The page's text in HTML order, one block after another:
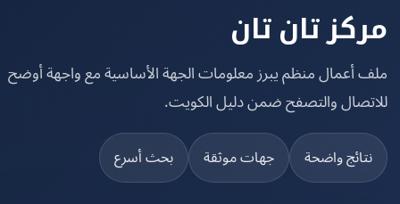
تان تان
منظم يبرز معلومات الجهة الأساسية مع واجهة أوضح
والتصفح ضمن دليل الكويت.
واضحة جهات موثقة بحث أسرع